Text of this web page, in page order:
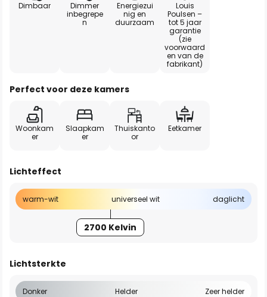
Dimbaar
Dimmer
inbegrepe
n
Energiezui
nig en
duurzaam
Louis
Poulsen –
tot 5 jaar
garantie
(zie
voorwaard
en van de
fabrikant)
Perfect voor deze kamers
Woonkam
er
Slaapkam
er
Thuiskanto
or
Eetkamer
Lichteffect
warm-wit universeel wit daglicht
2700 Kelvin
Lichtsterkte
Donker Helder Zeer helder